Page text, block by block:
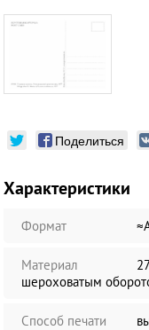
Поделиться
Характеристики
Формат
Материал
шероховатым
Способ печати